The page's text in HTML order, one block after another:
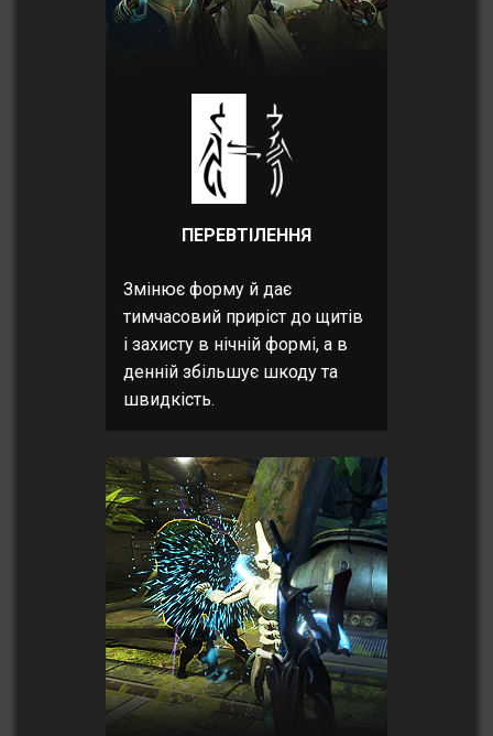
ПЕРЕВТІЛЕННЯ
Змінює форму й дає
тимчасовий приріст до щитів
і захисту в нічній формі, а в
денній збільшує шкоду та
швидкість.